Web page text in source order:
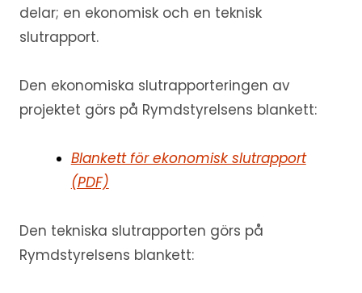
delar; en ekonomisk och en teknisk
slutrapport.
Den ekonomiska slutrapporteringen av
projektet görs på Rymdstyrelsens blankett:
Blankett för ekonomisk slutrapport
(PDF)
Den tekniska slutrapporten görs på
Rymdstyrelsens blankett: